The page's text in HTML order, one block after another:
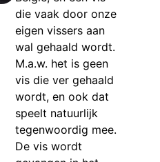
die vaak door onze
eigen vissers aan
wal gehaald wordt.
M.a.w. het is geen
vis die ver gehaald
wordt, en ook dat
speelt natuurlijk
tegenwoordig mee.
De vis wordt